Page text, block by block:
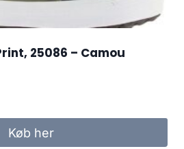
25086 – Camou
Køb her